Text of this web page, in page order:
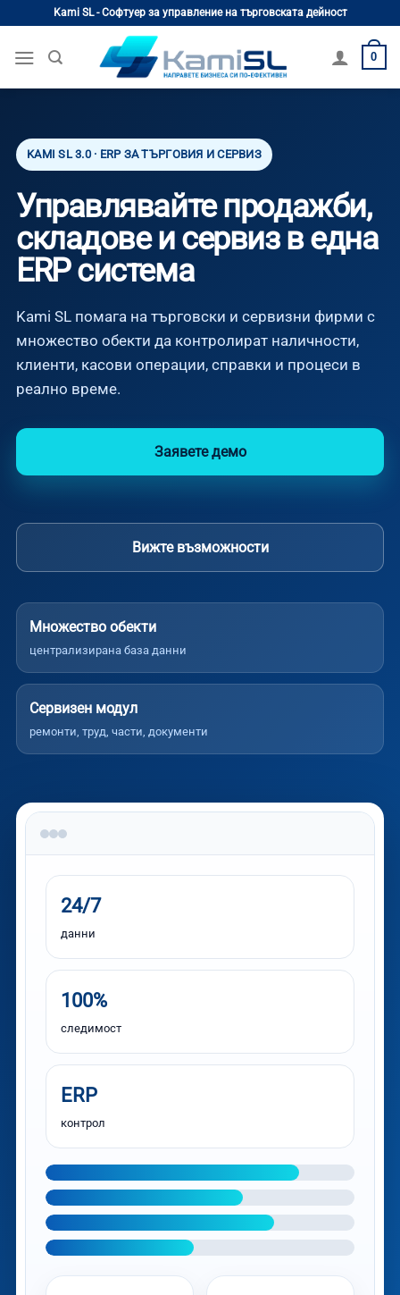
content
Kami SL - Софтуер за управление на търговската дейност
0
KAMI SL 3.0 · ERP ЗА ТЪРГОВИЯ И СЕРВИЗ
Управлявайте продажби,
складове и сервиз в една
ERP система
Kami SL помага на търговски и сервизни фирми с
множество обекти да контролират наличности,
клиенти, касови операции, справки и процеси в
реално време.
Заявете демо
Вижте възможности
Множество обекти
централизирана база данни
Сервизен модул
ремонти, труд, части, документи
24/7
данни
100%
следимост
ERP
контрол